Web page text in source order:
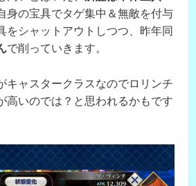
身の宝具でタゲ集中＆無敵を付与
をシャットアウトしつつ、昨年同
で削っていきます。
キャスタークラスなのでロリンチ
高いのでは？と思われるかもです